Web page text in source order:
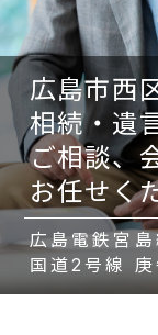
広島市西
相続・遺
ご相談、
お任せく
広島電鉄宮
国道2号線